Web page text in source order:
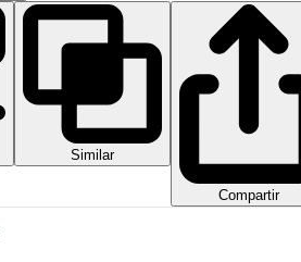
Similar
Compartir